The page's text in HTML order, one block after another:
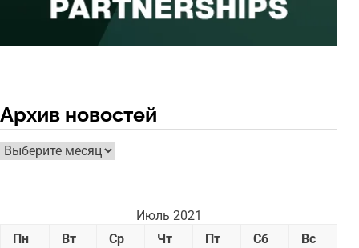
Архив новостей
Архив
новостей
Июль 2021
Пн
Вт Ср Чт Пт Сб
Вс